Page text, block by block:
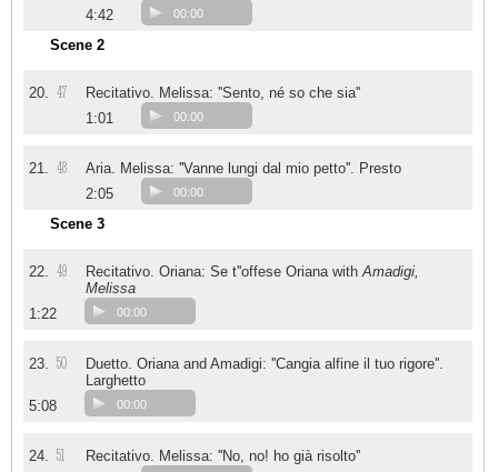
4:42
00:00
Scene 2
20. 47
Recitativo. Melissa: ''Sento, né so che sia''
1:01
00:00
21. 48
Aria. Melissa: ''Vanne lungi dal mio petto''. Presto
2:05
00:00
Scene 3
22. 49 Recitativo. Oriana: Se t''offese Oriana withAmadigi,
Melissa
1:22
00:00
23. 50
Duetto. Oriana and Amadigi: ''Cangia alfine il tuo rigore''.
Larghetto
5:08
00:00
24. 51
Recitativo. Melissa: ''No, no! ho già risolto''